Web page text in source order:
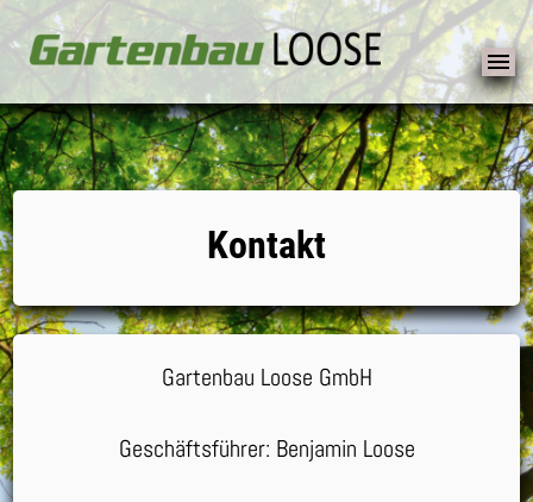
Skip
to
content
Kontakt
Gartenbau Loose GmbH
Geschäftsführer: Benjamin Loose